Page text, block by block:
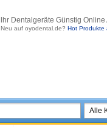
lhr Dentalgeräte Günstig
Neu auf oyodental.de? Hot Produkte